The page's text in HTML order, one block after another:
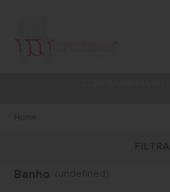
Banho